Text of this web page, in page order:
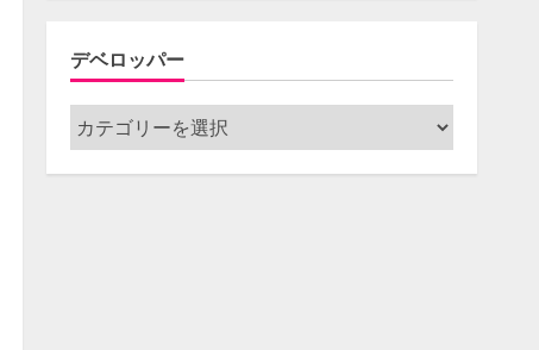
デベロッパー
デ
ベ